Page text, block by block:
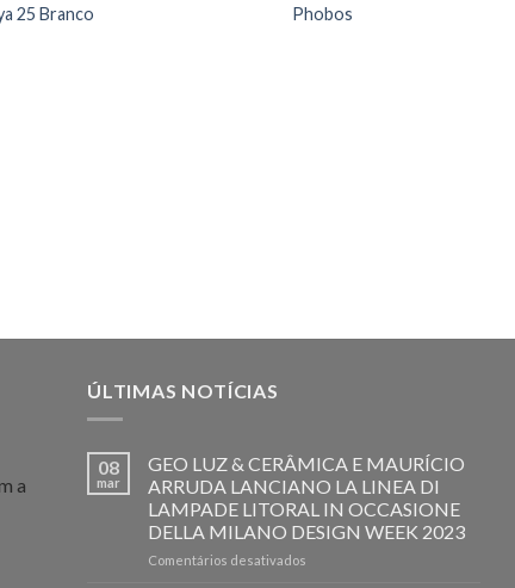
25 Branco Phobos
a
ÚLTIMAS NOTÍCIAS
08
mar
GEO LUZ & CERÂMICA E MAURÍCIO
ARRUDA LANCIANO LA LINEA DI
LAMPADE LITORAL IN OCCASIONE
DELLA MILANO DESIGN WEEK 2023
Comentários desativados